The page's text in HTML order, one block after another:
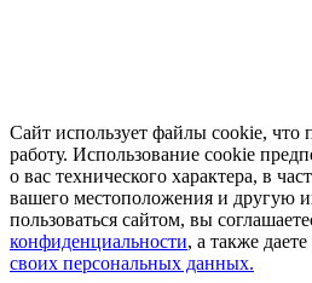
Сайт использует файлы cookie, что
работу. Использование cookie
о вас технического характера, в
вашего местоположения и другую
пользоваться сайтом, вы
конфиденциальности, а также даете
своих персональных данных.